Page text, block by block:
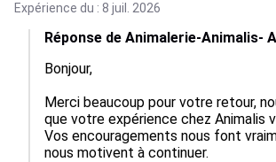
Expérience du : 8 juil. 2026
Réponse de Animalerie-Animalis-
Bonjour,
Merci beaucoup pour votre retour,
que votre expérience chez Animalis
Vos encouragements nous font
nous motivent à continuer.